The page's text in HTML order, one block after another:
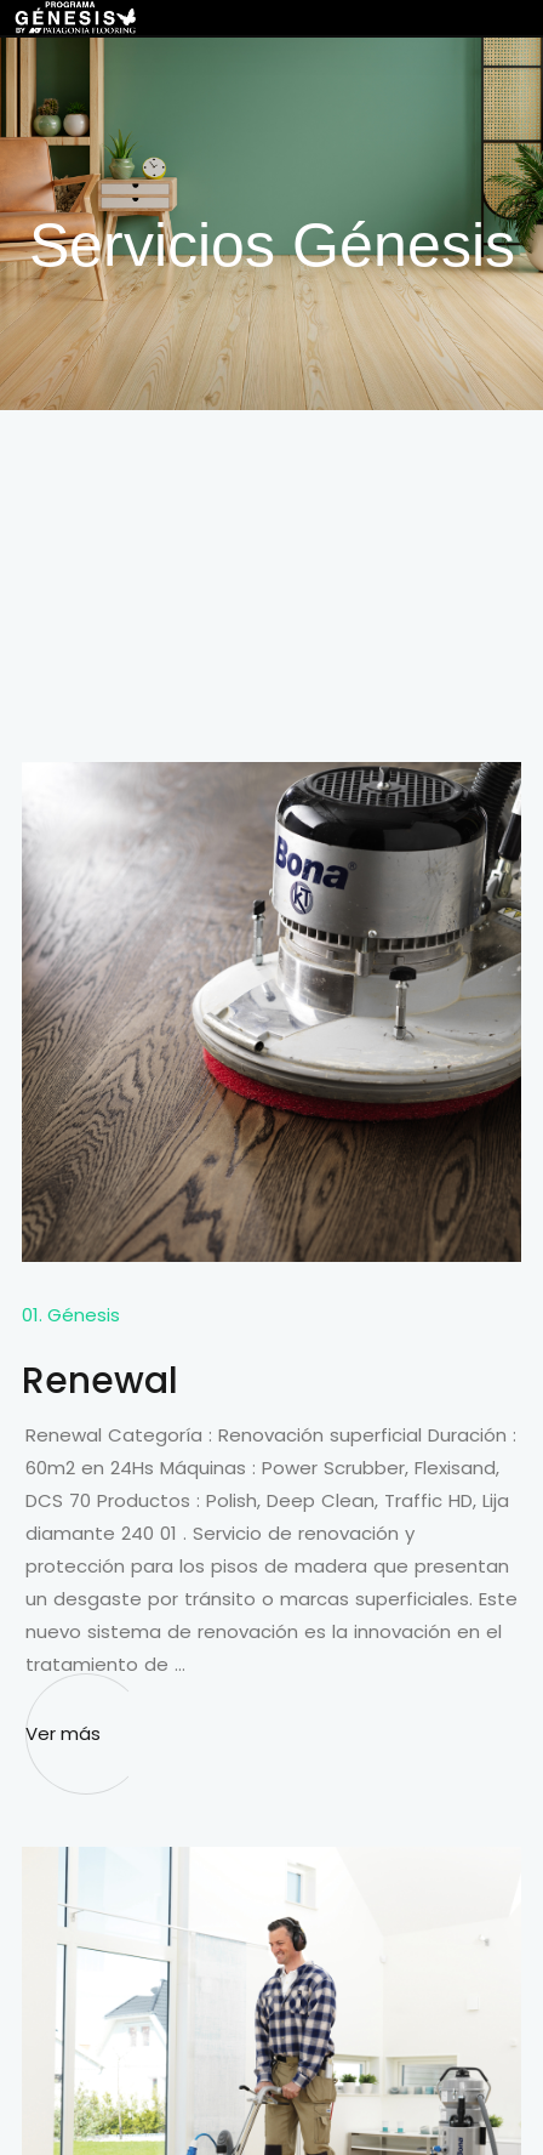
Servicios Génesis
01. Génesis
Renewal
Renewal Categoría : Renovación superficial Duración :
60m2 en 24Hs Máquinas : Power Scrubber, Flexisand,
DCS 70 Productos : Polish, Deep Clean, Traffic HD, Lija
diamante 240 01 . Servicio de renovación y
protección para los pisos de madera que presentan
un desgaste por tránsito o marcas superficiales. Este
nuevo sistema de renovación es la innovación en el
tratamiento de …
Ver más